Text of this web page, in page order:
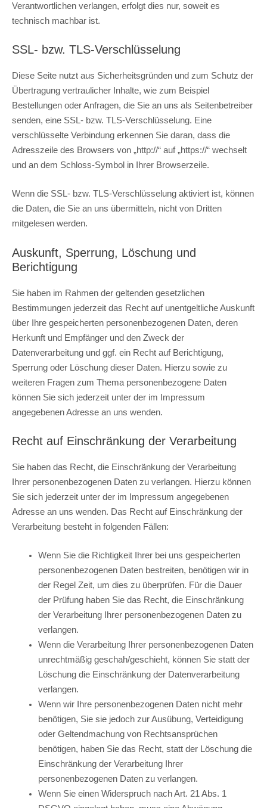
Verantwortlichen verlangen, erfolgt dies nur, soweit es
technisch machbar ist.
SSL- bzw. TLS-Verschlüsselung
Diese Seite nutzt aus Sicherheitsgründen und zum Schutz der
Übertragung vertraulicher Inhalte, wie zum Beispiel
Bestellungen oder Anfragen, die Sie an uns als Seitenbetreiber
senden, eine SSL- bzw. TLS-Verschlüsselung. Eine
verschlüsselte Verbindung erkennen Sie daran, dass die
Adresszeile des Browsers von „http://“ auf „https://“ wechselt
und an dem Schloss-Symbol in Ihrer Browserzeile.
Wenn die SSL- bzw. TLS-Verschlüsselung aktiviert ist, können
die Daten, die Sie an uns übermitteln, nicht von Dritten
mitgelesen werden.
Auskunft, Sperrung, Löschung und
Berichtigung
Sie haben im Rahmen der geltenden gesetzlichen
Bestimmungen jederzeit das Recht auf unentgeltliche Auskunft
über Ihre gespeicherten personenbezogenen Daten, deren
Herkunft und Empfänger und den Zweck der
Datenverarbeitung und ggf. ein Recht auf Berichtigung,
Sperrung oder Löschung dieser Daten. Hierzu sowie zu
weiteren Fragen zum Thema personenbezogene Daten
können Sie sich jederzeit unter der im Impressum
angegebenen Adresse an uns wenden.
Recht auf Einschränkung der Verarbeitung
Sie haben das Recht, die Einschränkung der Verarbeitung
Ihrer personenbezogenen Daten zu verlangen. Hierzu können
Sie sich jederzeit unter der im Impressum angegebenen
Adresse an uns wenden. Das Recht auf Einschränkung der
Verarbeitung besteht in folgenden Fällen:
Wenn Sie die Richtigkeit Ihrer bei uns gespeicherten
personenbezogenen Daten bestreiten, benötigen wir in
der Regel Zeit, um dies zu überprüfen. Für die Dauer
der Prüfung haben Sie das Recht, die Einschränkung
der Verarbeitung Ihrer personenbezogenen Daten zu
verlangen.
Wenn die Verarbeitung Ihrer personenbezogenen Daten
unrechtmäßig geschah/geschieht, können Sie statt der
Löschung die Einschränkung der Datenverarbeitung
verlangen.
Wenn wir Ihre personenbezogenen Daten nicht mehr
benötigen, Sie sie jedoch zur Ausübung, Verteidigung
oder Geltendmachung von Rechtsansprüchen
benötigen, haben Sie das Recht, statt der Löschung die
Einschränkung der Verarbeitung Ihrer
personenbezogenen Daten zu verlangen.
Wenn Sie einen Widerspruch nach Art. 21 Abs. 1